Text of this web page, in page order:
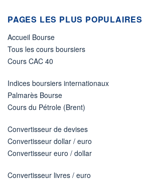
PAGES LES PLUS POPULAIRES
Accueil Bourse
Tous les cours boursiers
Cours CAC 40
Indices boursiers internationaux
Palmarès Bourse
Cours du Pétrole (Brent)
Convertisseur de devises
Convertisseur dollar / euro
Convertisseur euro / dollar
Convertisseur livres / euro